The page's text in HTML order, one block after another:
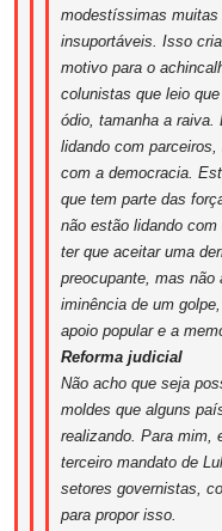
modestíssimas
insuportáveis. Isso
motivo para o
colunistas que leio
ódio, tamanha a
lidando com
com a democracia.
que tem parte das
não estão lidando
ter que aceitar uma
preocupante, mas não
iminência de um
apoio popular e a
Reforma judicial
Não acho que seja
moldes que alguns
realizando. Para mim,
terceiro mandato de
setores governistas,
para propor isso.